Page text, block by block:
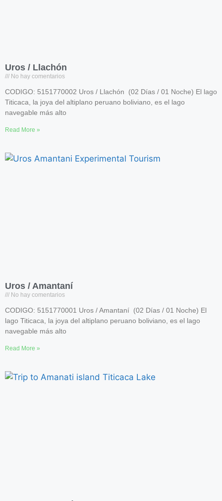
Uros / Llachón
No hay comentarios
CODIGO: 5151770002 Uros / Llachón (02 Días / 01 Noche) El lago
Titicaca, la joya del altiplano peruano boliviano, es el lago
navegable más alto
Read More »
Uros / Amantaní
No hay comentarios
CODIGO: 5151770001 Uros / Amantaní (02 Días / 01 Noche) El
lago Titicaca, la joya del altiplano peruano boliviano, es el lago
navegable más alto
Read More »